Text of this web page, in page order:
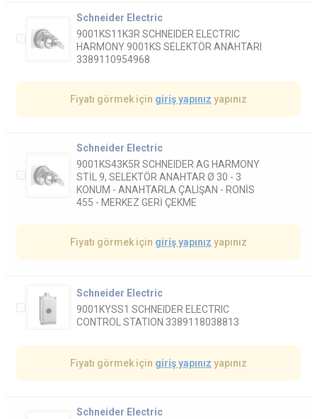
Schneider Electric
9001KS11K3R SCHNEIDER ELECTRIC
HARMONY 9001KS SELEKTÖR ANAHTARI
3389110954968
Fiyatı görmek için giriş yapınız yapınız
Schneider Electric
9001KS43K5R SCHNEIDER AG HARMONY
STİL 9, SELEKTÖR ANAHTAR Ø 30 - 3
KONUM - ANAHTARLA ÇALIŞAN - RONİS
455 - MERKEZ GERİ ÇEKME
Fiyatı görmek için giriş yapınız yapınız
Schneider Electric
9001KYSS1 SCHNEIDER ELECTRIC
CONTROL STATION 3389118038813
Fiyatı görmek için giriş yapınız yapınız
Schneider Electric